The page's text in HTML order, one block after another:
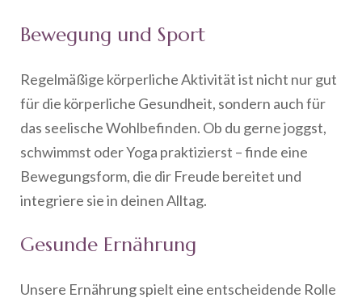
Bewegung und Sport
Regelmäßige körperliche Aktivität ist nicht nur gut
für die körperliche Gesundheit, sondern auch für
das seelische Wohlbefinden. Ob du gerne joggst,
schwimmst oder Yoga praktizierst – finde eine
Bewegungsform, die dir Freude bereitet und
integriere sie in deinen Alltag.
Gesunde Ernährung
Unsere Ernährung spielt eine entscheidende Rolle